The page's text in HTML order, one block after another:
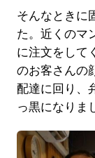
そんなときに
た。近くのマ
に注文をして
のお客さんの
配達に回り、
っ黒になりま